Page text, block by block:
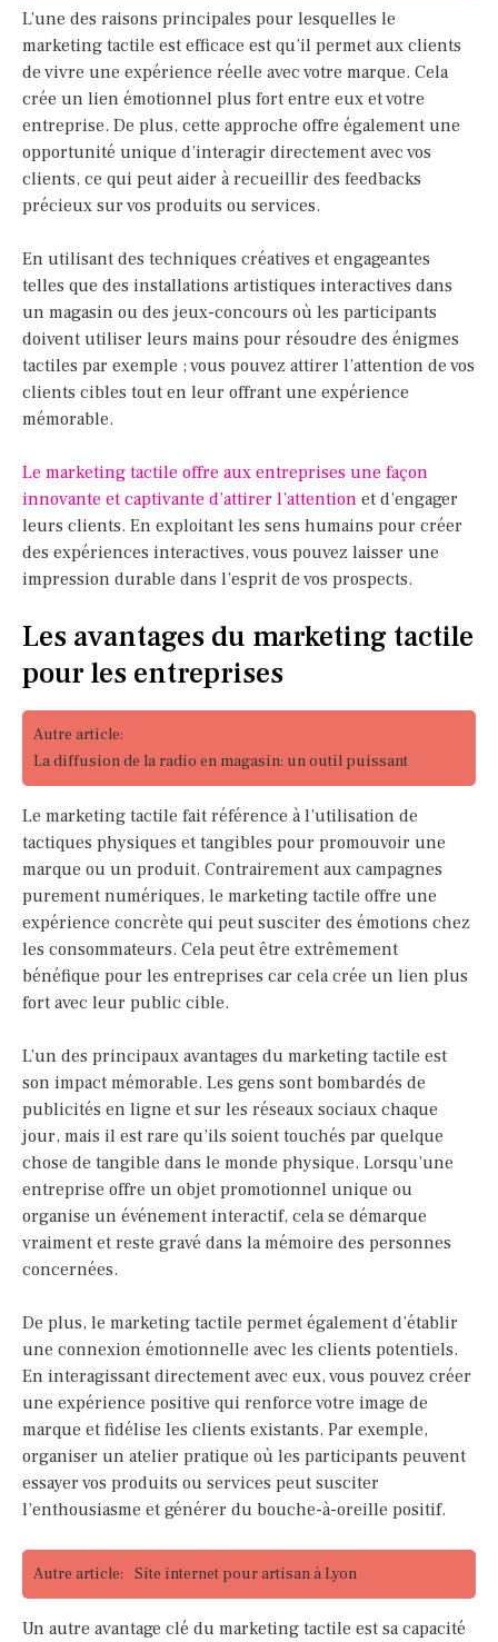
L’une des raisons principales pour lesquelles le
marketing tactile est efficace est qu’il permet aux clients
de vivre une expérience réelle avec votre marque. Cela
crée un lien émotionnel plus fort entre eux et votre
entreprise. De plus, cette approche offre également une
opportunité unique d’interagir directement avec vos
clients, ce qui peut aider à recueillir des feedbacks
précieux sur vos produits ou services.
En utilisant des techniques créatives et engageantes
telles que des installations artistiques interactives dans
un magasin ou des jeux-concours où les participants
doivent utiliser leurs mains pour résoudre des énigmes
tactiles par exemple ; vous pouvez attirer l’attention de vos
clients cibles tout en leur offrant une expérience
mémorable.
Le marketing tactile offre aux entreprises une façon
innovante et captivante d’attirer l’attention et d’engager
leurs clients. En exploitant les sens humains pour créer
des expériences interactives, vous pouvez laisser une
impression durable dans l’esprit de vos prospects.
Les avantages du marketing tactile
pour les entreprises
Autre article:
La diffusion de la radio en magasin: un outil puissant
Le marketing tactile fait référence à l’utilisation de
tactiques physiques et tangibles pour promouvoir une
marque ou un produit. Contrairement aux campagnes
purement numériques, le marketing tactile offre une
expérience concrète qui peut susciter des émotions chez
les consommateurs. Cela peut être extrêmement
bénéfique pour les entreprises car cela crée un lien plus
fort avec leur public cible.
L’un des principaux avantages du marketing tactile est
son impact mémorable. Les gens sont bombardés de
publicités en ligne et sur les réseaux sociaux chaque
jour, mais il est rare qu’ils soient touchés par quelque
chose de tangible dans le monde physique. Lorsqu’une
entreprise offre un objet promotionnel unique ou
organise un événement interactif, cela se démarque
vraiment et reste gravé dans la mémoire des personnes
concernées.
De plus, le marketing tactile permet également d’établir
une connexion émotionnelle avec les clients potentiels.
En interagissant directement avec eux, vous pouvez créer
une expérience positive qui renforce votre image de
marque et fidélise les clients existants. Par exemple,
organiser un atelier pratique où les participants peuvent
essayer vos produits ou services peut susciter
l’enthousiasme et générer du bouche-à-oreille positif.
Autre article: Site internet pour artisan à Lyon
Un autre avantage clé du marketing tactile est sa capacité